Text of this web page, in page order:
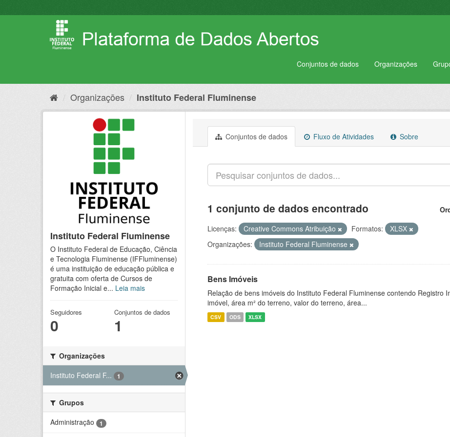
para
Conjuntos de dados Organizações
Organizações Instituto Federal Fluminense
Instituto Federal Fluminense
O Instituto Federal de Educação, Ciência
e Tecnologia Fluminense (IFFluminense)
é uma instituição de educação pública e
gratuita com oferta de Cursos de
Formação Inicial e... Leia mais
Seguidores
0
Conjuntos de dados
1
Organizações
Instituto Federal F...
1
Grupos
Administração
1
Conjuntos de dados Fluxo de Atividades Sobre
1 conjunto de dados encontrado
Licenças: Creative Commons Atribuição Formatos:
XLSX
Organizações:
Instituto Federal Fluminense
Bens Imóveis
Relação de bens imóveis do Instituto Federal Fluminense contendo Registro
imóvel, área m² do terreno, valor do terreno, área...
CSV ODS XLSX